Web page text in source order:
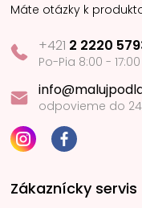
Máte otázky k
+421 2 2220
Po-Pia 8:00 -
odpovieme do
Zákaznícky servis